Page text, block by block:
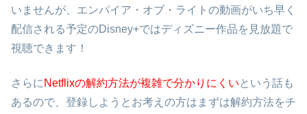
いませんが、エンパイア・オブ・ライトの動画がいち早く
配信される予定のDisney+ではディズニー作品を見放題で
視聴できます！
さらに Netflixの解約方法が複雑で分かりにくい という話も
あるので、登録しようとお考えの方はまずは解約方法をチ